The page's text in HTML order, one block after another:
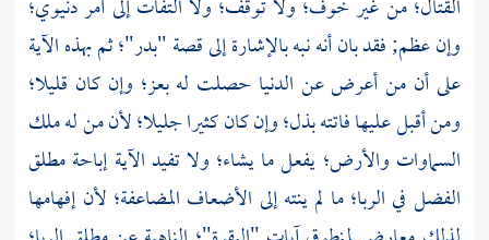
القتال؛ من غير خوف؛ ولا توقف؛ ولا التفات إلى أمر دنيوي؛
وإن عظم; فقد بان أنه نبه بالإشارة إلى قصة"بدر"؛ثم بهذه الآية
على أن من أعرض عن الدنيا حصلت له بعز؛ وإن كان قليلا؛
ومن أقبل عليها فاتته بذل؛ وإن كان كثيرا جليلا؛ لأن من له ملك
السماوات والأرض؛ يفعل ما يشاء؛ ولا تفيد الآية إباحة مطلق
الفضل في الربا؛ ما لم ينته إلى الأضعاف المضاعفة؛ لأن إفهامها